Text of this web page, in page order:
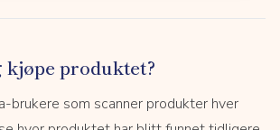
kjøpe produktet?
brukere som scanner produkter hver